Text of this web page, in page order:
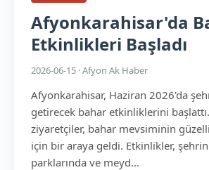
Afyonkarahisar'da
Etkinlikleri Başladı
2026-06-15 · Afyon Ak Haber
Afyonkarahisar, Haziran 2026'da
getirecek bahar etkinliklerini
ziyaretçiler, bahar mevsiminin
için bir araya geldi. Etkinlikler,
parklarında ve meyd...